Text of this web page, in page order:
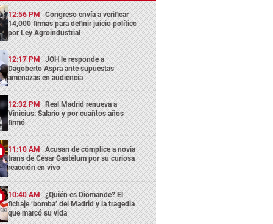
12:56 PM Congreso envía a verificar
14,000 firmas para definir juicio político
por Ley Agroindustrial
12:17 PM JOH le responde a
Dagoberto Aspra ante supuestas
amenazas en audiencia
12:32 PM Real Madrid renueva a
Vinicius: Salario y por cuañtos años
firmó
11:10 AM Acusan de cómplice a novia
trans de César Gastélum por su curiosa
reacción en vivo
10:40 AM ¿Quién es Diomande? El
fichaje ‘bomba’ del Madrid y la tragedia
que marcó su vida